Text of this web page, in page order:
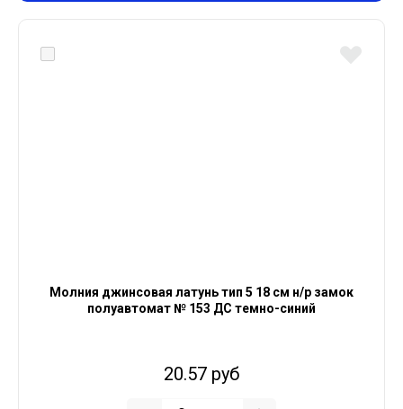
Молния джинсовая латунь тип 5 18 см н/р замок
полуавтомат № 153 ДС темно-синий
20.57 руб